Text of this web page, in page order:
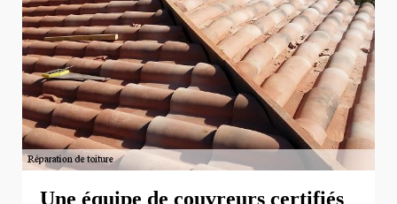
Une équipe de couvreurs certifiés